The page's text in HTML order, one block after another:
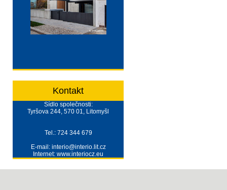
Kontakt
Sídlo společnosti:
Tyršova 244, 570 01, Litomyšl
Tel.: 724 344 679
E-mail: interio@interio.lit.cz
Internet: www.interiocz.eu